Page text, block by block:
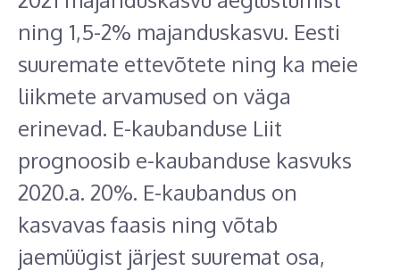
ning 1,5-2% majanduskasvu. Eesti
suuremate ettevõtete ning ka meie
liikmete arvamused on väga
erinevad. E-kaubanduse Liit
prognoosib e-kaubanduse kasvuks
2020.a. 20%. E-kaubandus on
kasvavas faasis ning võtab
jaemüügist järjest suuremat osa,